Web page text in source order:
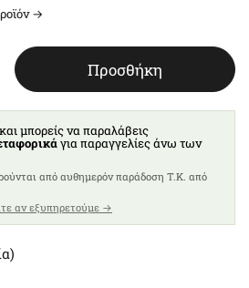
→
Προσθήκη
μπορείς να παραλάβεις
για παραγγελίες άνω των
από αυθημερόν παράδοση T.K. από
αν εξυπηρετούμε →